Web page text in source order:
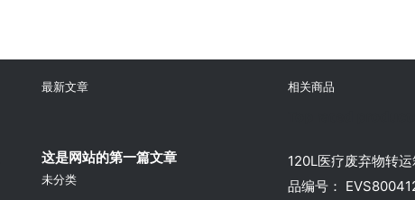
最新文章
这是网站的第一篇文章
未分类
相关商品
120L医疗废弃物转
品编号：